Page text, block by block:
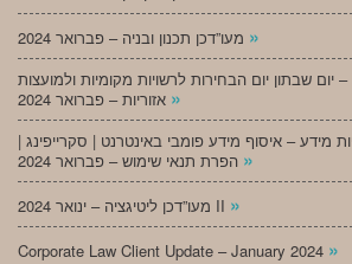
»
יום שבתון יום הבחירות לרשויות מקומיות ולמועצות
»
מידע – איסוף מידע פומבי באינטרנט | סקרייפינג |
»
מעו”דכן ליטיגציה – ינואר 2024 II »
Corporate Law Client Update – January 2024 »